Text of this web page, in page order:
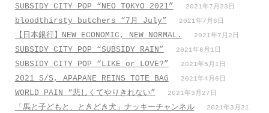
SUBSIDY CITY POP “NEO TOKYO 2021” 2021年7月23日
bloodthirsty butchers “7月_July” 2021年7月6日
【日本銀行】NEW ECONOMIC, NEW NORMAL. 2021年7月2日
SUBSIDY CITY POP “SUBSIDY RAIN” 2021年6月1日
SUBSIDY CITY POP “LIKE or LOVE?” 2021年5月1日
2021 S/S, APAPANE REINS TOTE BAG 2021年4月6日
WORLD PAIN “悲しくてやりきれない” 2021年3月27日
「馬と子どもと、ときどき犬」ナッキーチャンネル
2021年3月21